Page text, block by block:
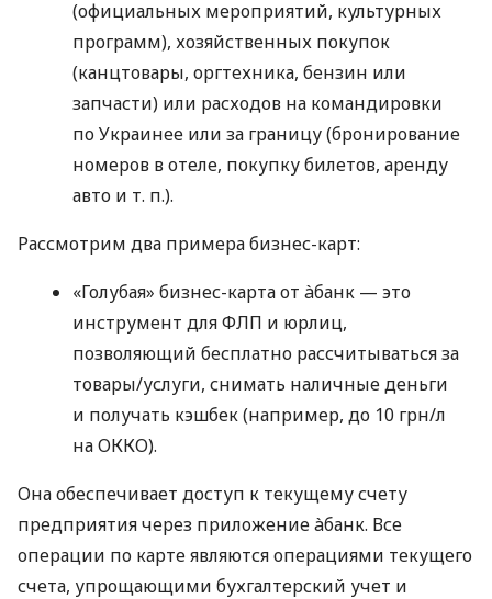
(официальных мероприятий, культурных
программ), хозяйственных покупок
(канцтовары, оргтехника, бензин или
запчасти) или расходов на командировки
по Украинее или за границу (бронирование
номеров в отеле, покупку билетов, аренду
авто и т. п.).
Рассмотрим два примера бизнес-карт:
«Голубая» бизнес-карта от àбанк — это
инструмент для ФЛП и юрлиц,
позволяющий бесплатно рассчитываться за
товары/услуги, снимать наличные деньги
и получать кэшбек (например, до 10 грн/л
на ОККО).
Она обеспечивает доступ к текущему счету
предприятия через приложение àбанк. Все
операции по карте являются операциями текущего
счета, упрощающими бухгалтерский учет и